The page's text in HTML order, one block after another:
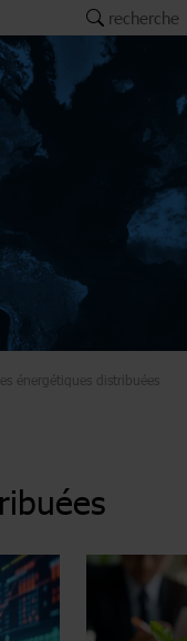
recherche
énergétiques distribuées